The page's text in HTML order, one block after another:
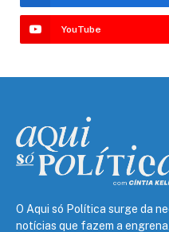
YouTube
O Aqui só Política surge da
notícias que fazem a